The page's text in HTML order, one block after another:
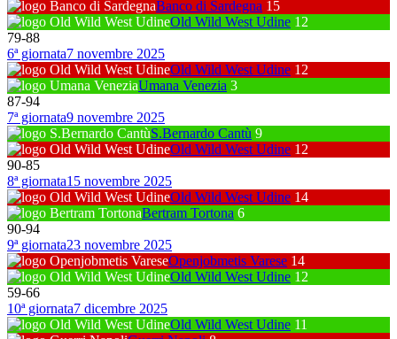
Banco di Sardegna 15
Old Wild West Udine 12
79-88
6ª giornata7 novembre 2025
Old Wild West Udine 12
Umana Venezia 3
87-94
7ª giornata9 novembre 2025
S.Bernardo Cantù 9
Old Wild West Udine 12
90-85
8ª giornata15 novembre 2025
Old Wild West Udine 14
Bertram Tortona 6
90-94
9ª giornata23 novembre 2025
Openjobmetis Varese 14
Old Wild West Udine 12
59-66
10ª giornata7 dicembre 2025
Old Wild West Udine 11